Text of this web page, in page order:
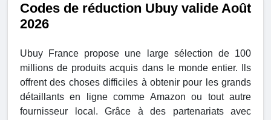
Codes de réduction Ubuy valide Août
2026
Ubuy France propose une large sélection de 100
millions de produits acquis dans le monde entier. Ils
offrent des choses difficiles à obtenir pour les grands
détaillants en ligne comme Amazon ou tout autre
fournisseur local. Grâce à des partenariats avec